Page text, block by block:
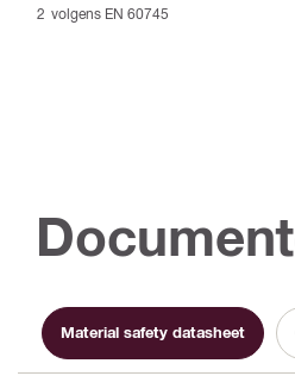
volgens EN 60745
Material safety datasheet